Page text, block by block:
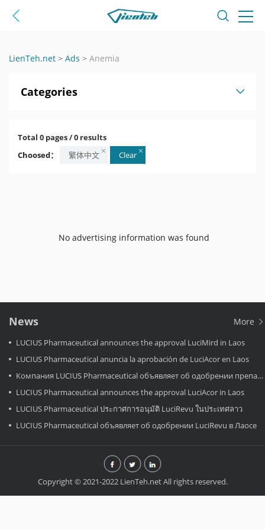
LienTeh.net > Ads > Anemia
Categories
Total 0 pages / 0 results
Choosed：
繁体中文 Clear
No advertising information was found
News More
LUCIUS Pharmaceutical announces the approval LuciMird in Laos
LUCIUS Pharmaceutical anuncia la aprobación de LuciAcor en Laos
Компания LUCIUS Pharmaceutical объявляет об одобрении препарата LuciAcor в Лаосе.
LUCIUS Pharmaceutical announces the approval LuciAcor in Laos
LUCIUS Pharmaceutical ประกาศการอนุมัติ LuciRevu ในประเทศลาว
LUCIUS Pharmaceutical объявляет об одобрении LuciRevu в Лаосе
Copyright © 2021-2022 LienTeh.net All rights reserved.